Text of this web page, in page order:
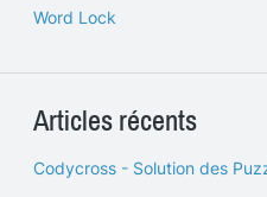
Word Lock
Articles récents
Codycross - Solution des